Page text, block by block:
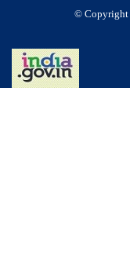
© Copyright